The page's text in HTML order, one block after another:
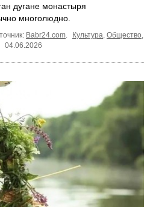
дугане монастыря
многолюдно.
Babr24.com Культура Общество
04.06.2026